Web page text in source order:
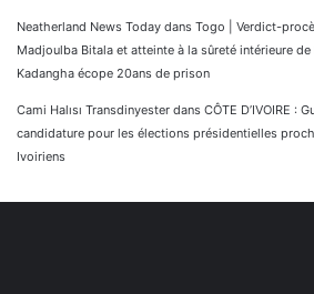
Neatherland News Today dans Togo | Verdict-
Madjoulba Bitala et atteinte à la sûreté intérieure de
Kadangha écope 20ans de prison
Cami Halısı Transdinyester dans CÔTE D’IVOIRE :
candidature pour les élections présidentielles
Ivoiriens